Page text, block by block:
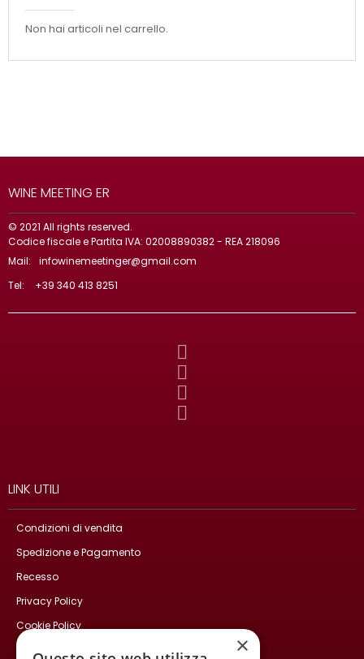
Non hai articoli nel carrello.
WINE MEETING ER
© 2021 All rights reserved.
Codice fiscale e Partita IVA: 02008890382 - REA 218096
Mail:
infowinemeetinger@gmail.com
Tel:
+39 340 413 8251
LINK UTILI
Condizioni di vendita
Spedizione e Pagamento
Recesso
Privacy Policy
Cookie Policy
×